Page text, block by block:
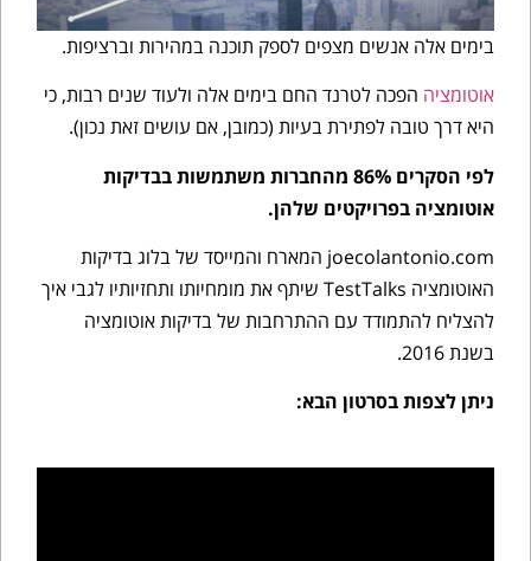
בימים אלה אנשים מצפים לספק תוכנה במהירות וברציפות.
אוטומציה הפכה לטרנד החם בימים אלה ולעוד שנים רבות, כי
היא דרך טובה לפתירת בעיות (כמובן, אם עושים זאת נכון).
לפי הסקרים 86% מהחברות משתמשות בבדיקות
אוטומציה בפרויקטים שלהן.
joecolantonio.com המארח והמייסד של בלוג בדיקות
האוטומציה TestTalks שיתף את מומחיותו ותחזיותיו לגבי איך
להצליח להתמודד עם ההתרחבות של בדיקות אוטומציה
בשנת 2016.
ניתן לצפות בסרטון הבא: